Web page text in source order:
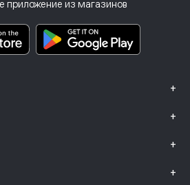
приложение из магазинов
+
+
+
+
документы
FCA)